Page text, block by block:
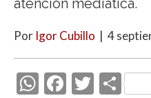
Por Igor Cubillo | 4
W F
T C